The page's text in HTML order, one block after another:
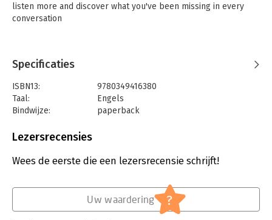
listen more and discover what you've been missing in every
conversation
Specificaties
ISBN13:
9780349416380
Taal:
Engels
Bindwijze:
paperback
Uitgever:
Lezersrecensies
Wees de eerste die een lezersrecensie schrijft!
Uw waardering ?